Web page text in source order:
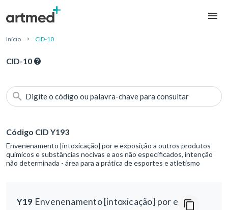
Início CID-10
CID-10
Digite o código ou palavra-chave para consultar
Código CID Y193
Envenenamento [intoxicação] por e exposição a outros produtos
químicos e substâncias nocivas e aos não especificados, intenção
não determinada - área para a prática de esportes e atletismo
Y19 Envenenamento [intoxicação] por e